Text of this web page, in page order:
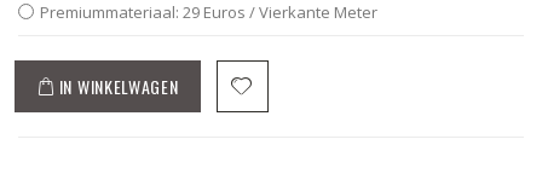
Premiummateriaal: 29 Euros / Vierkante Meter
IN WINKELWAGEN